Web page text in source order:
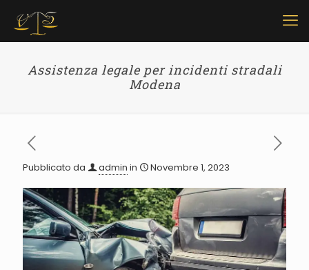
Assistenza legale per incidenti stradali
Modena
Pubblicato da admin in Novembre 1, 2023